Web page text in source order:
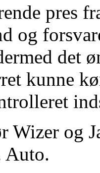
pres
og
det
kunne
Wizer og
Auto.